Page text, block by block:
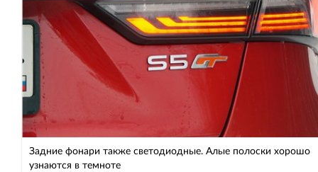
Задние фонари также светодиодные. Алые полоски хорошо
узнаются в темноте